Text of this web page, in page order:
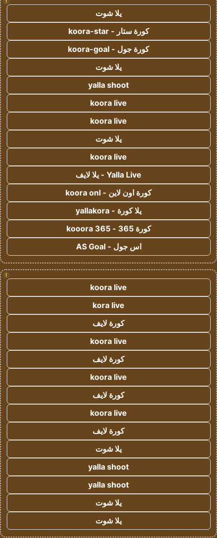
يلا شوت
كورة ستار - koora-star
كورة جول - koora-goal
يلا شوت
yalla shoot
koora live
koora live
يلا شوت
koora live
Yalla Live - يلا لايف
كورة اون لاين - koora onl
يلا كورة - yallakora
كورة 365 - kooora 365
اس جول - AS Goal
!
koora live
kora live
كورة لايف
koora live
كورة لايف
koora live
كورة لايف
koora live
كورة لايف
يلا شوت
yalla shoot
yalla shoot
يلا شوت
يلا شوت